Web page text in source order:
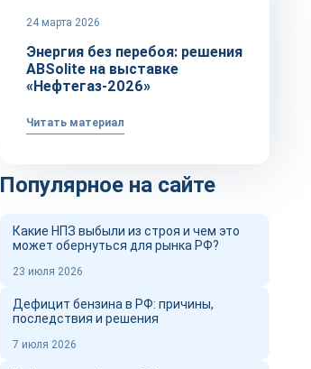
24 марта 2026
Энергия без перебоя: решения
ABSolite на выставке
«Нефтегаз-2026»
Читать материал
Популярное на сайте
Какие НПЗ выбыли из строя и чем это
может обернуться для рынка РФ?
23 июля 2026
Дефицит бензина в РФ: причины,
последствия и решения
7 июля 2026